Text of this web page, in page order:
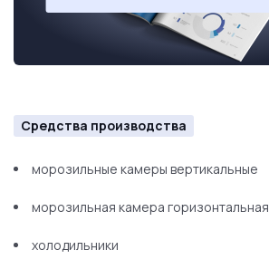
Средства производства
морозильные камеры вертикальные
морозильная камера горизонтальная
холодильники